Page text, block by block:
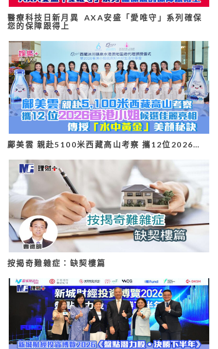
醫療科技日新月異 AXA安盛「愛唯守」系列確保
您的保障跟得上
鄺美雲 親赴5100米西藏高山考察 攜12位2026…
按揭奇難雜症：缺契樓篇